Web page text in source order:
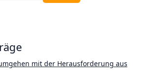
mit der Herausforderung aus